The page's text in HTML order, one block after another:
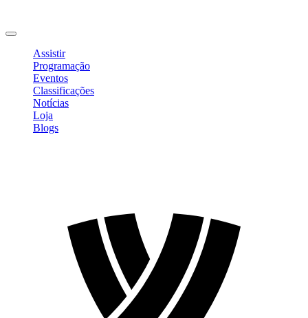
Assistir
Programação
Eventos
Classificações
Notícias
Loja
Blogs